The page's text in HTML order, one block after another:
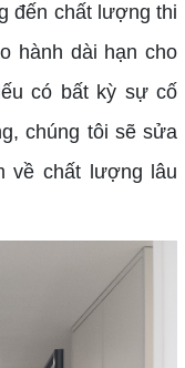
đến chất lượng thi
hành dài hạn cho
có bất kỳ sự cố
chúng tôi sẽ sửa
về chất lượng lâu